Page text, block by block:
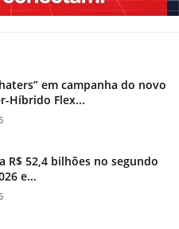
em campanha do novo
Híbrido Flex...
R$ 52,4 bilhões no segundo
e...